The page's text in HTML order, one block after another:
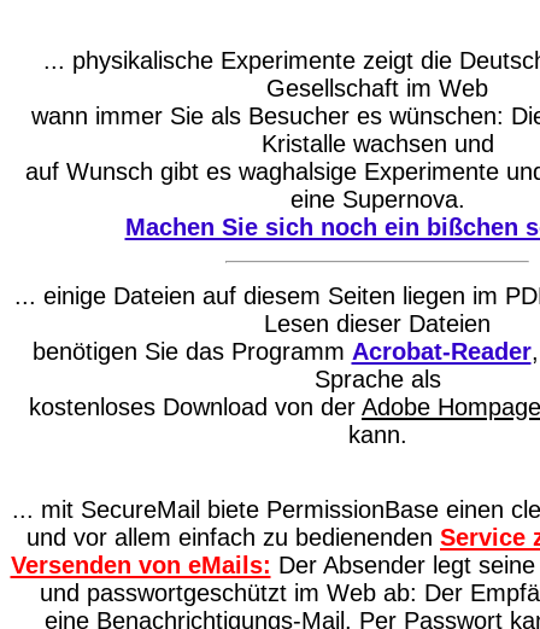
... physikalische Experimente zeigt die
Gesellschaft im Web
wann immer Sie als Besucher es wünschen:
Kristalle wachsen und
auf Wunsch gibt es waghalsige Experimente
eine Supernova.
Machen Sie sich noch ein bißchen
... einige Dateien auf diesem Seiten liegen im
Lesen dieser Dateien
benötigen Sie das Programm Acrobat-Reader
Sprache als
kostenloses Download von der Adobe Hompage
kann.
... mit SecureMail biete PermissionBase einen
und vor allem einfach zu bedienenden Service
Versenden von eMails: Der Absender legt
und passwortgeschützt im Web ab: Der
eine Benachrichtigungs-Mail. Per Passwort